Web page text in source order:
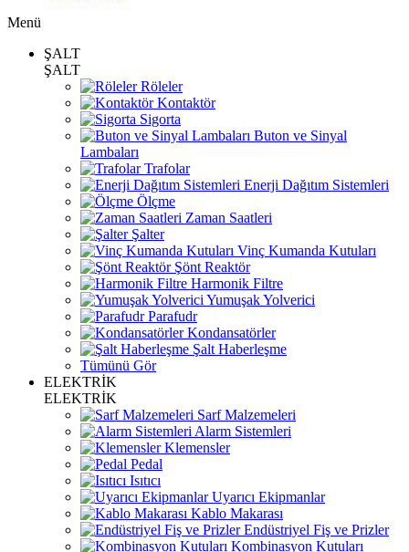
Menü
ŞALT
ŞALT
Röleler
Kontaktör
Sigorta
Buton ve Sinyal
Lambaları
Trafolar
Enerji Dağıtım Sistemleri
Ölçme
Zaman Saatleri
Şalter
Vinç Kumanda Kutuları
Şönt Reaktör
Harmonik Filtre
Yumuşak Yolverici
Parafudr
Kondansatörler
Şalt Haberleşme
Tümünü Gör
ELEKTRİK
ELEKTRİK
Sarf Malzemeleri
Alarm Sistemleri
Klemensler
Pedal
Isıtıcı
Uyarıcı Ekipmanlar
Kablo Makarası
Endüstriyel Fiş ve Prizler
Kombinasyon Kutuları